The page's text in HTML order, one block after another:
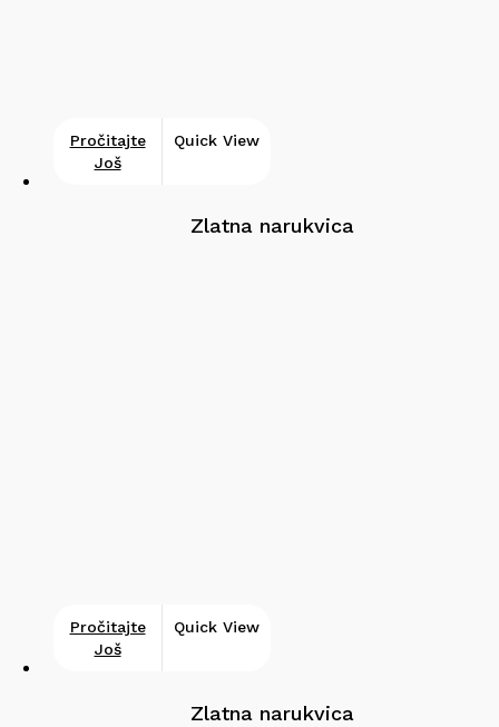
Pročitajte
Još
Quick View
Zlatna narukvica
Pročitajte
Još
Quick View
Zlatna narukvica